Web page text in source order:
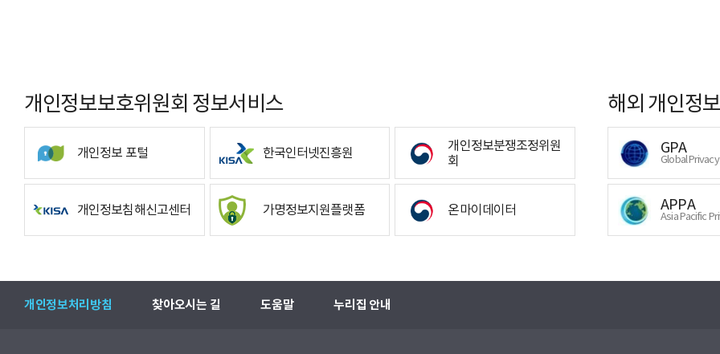
개인정보보호위원회 정보서비스
개인정보 포털 한국인터넷진흥원
개인정보분쟁조정위원
회
개인정보침해신고센터 가명정보지원플랫폼 온마이데이터
해외 개인정
GPA
Global
APPA
Asia Pacific
개인정보처리방침 찾아오시는 길 도움말 누리집 안내